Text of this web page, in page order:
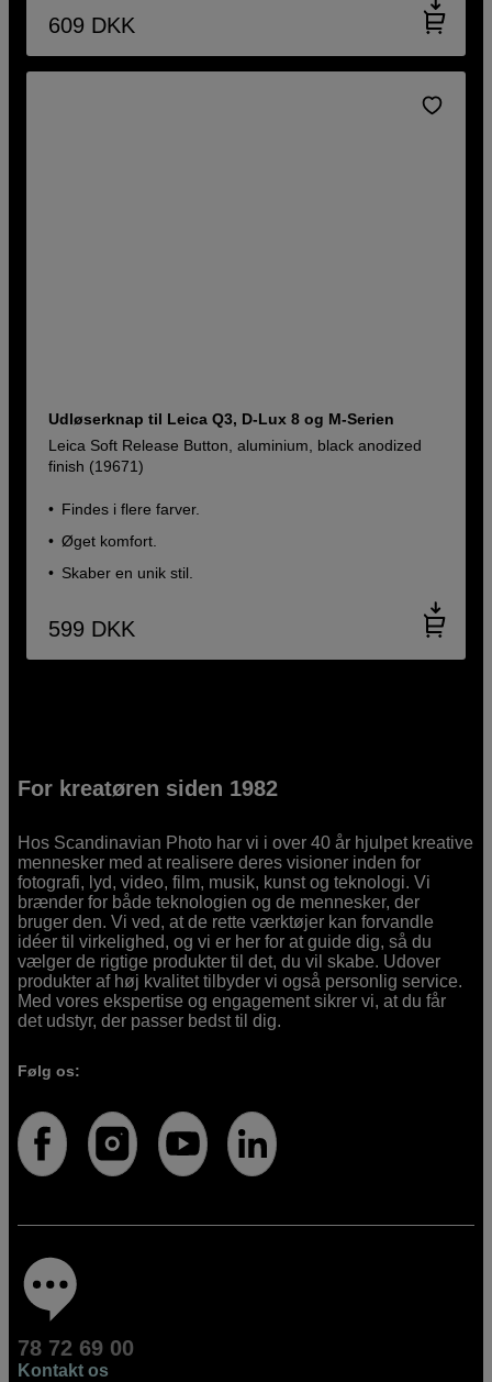
609 DKK
Udløserknap til Leica Q3, D-Lux 8 og M-Serien
Leica Soft Release Button, aluminium, black anodized
finish (19671)
Findes i flere farver.
Øget komfort.
Skaber en unik stil.
599 DKK
For kreatøren siden 1982
Hos Scandinavian Photo har vi i over 40 år hjulpet kreative
mennesker med at realisere deres visioner inden for
fotografi, lyd, video, film, musik, kunst og teknologi. Vi
brænder for både teknologien og de mennesker, der
bruger den. Vi ved, at de rette værktøjer kan forvandle
idéer til virkelighed, og vi er her for at guide dig, så du
vælger de rigtige produkter til det, du vil skabe. Udover
produkter af høj kvalitet tilbyder vi også personlig service.
Med vores ekspertise og engagement sikrer vi, at du får
det udstyr, der passer bedst til dig.
Følg os:
78 72 69 00
Kontakt os